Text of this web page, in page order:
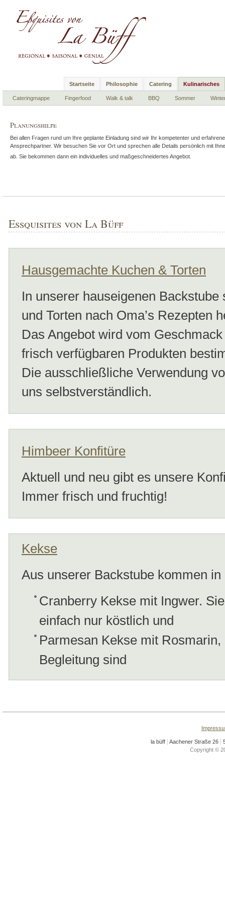
Startseite Philosophie Catering Kulinarisches
Cateringmappe Fingerfood Walk & talk BBQ Sommer
Planungshilfe
Bei allen Fragen rund um Ihre geplante Einladung sind wir Ihr kompetenter und
Ansprechpartner. Wir besuchen Sie vor Ort und sprechen alle Details persönlich mit
ab. Sie bekommen dann ein individuelles und maßgeschneidertes Angebot.
Essquisites von La Büff
Hausgemachte Kuchen & Torten
In unserer hauseigenen
und Torten nach Oma’s Rezepten
Das Angebot wird vom
frisch verfügbaren Produkten
Die ausschließliche Verwendung
uns selbstverständlich.
Himbeer Konfitüre
Aktuell und neu gibt es unsere
Immer frisch und fruchtig!
Kekse
Aus unserer Backstube kommen
Cranberry Kekse mit Ingwer.
einfach nur köstlich und
Parmesan Kekse mit
Begleitung sind
la büff Aachener Straße 26
Copyright ©